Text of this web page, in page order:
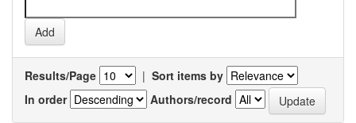
Results/Page | Sort items by
In order
Authors/record